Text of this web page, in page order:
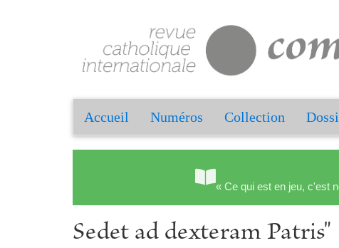
Accueil Numéros Collection
« Ce qui est en jeu, c'est
Sedet ad dexteram Patris"